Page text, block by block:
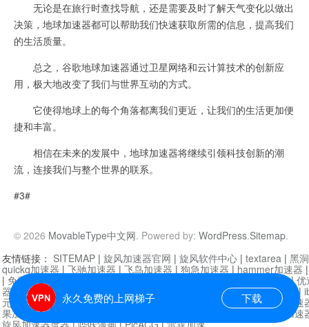
无论是在旅行时查找导航，还是需要及时了解天气变化以做出
决策，地球加速器都可以帮助我们快速获取所需的信息，提高我们
的生活质量。
总之，谷歌地球加速器通过卫星网络和云计算技术的创新应
用，极大地改变了我们与世界互动的方式。
它使得地球上的每个角落都离我们更近，让我们的生活更加便
捷和丰富。
相信在未来的发展中，地球加速器将继续引领科技创新的潮
流，连接我们与整个世界的联系。
#3#
© 2026 MovableType中文网. Powered by: WordPress.Sitemap.
永久免费的上网梯子 下载
友情链接： SITEMAP | 旋风加速器官网 | 旋风软件中心 | textarea | 黑
quickq加速器 | 飞驰加速器 | 飞鸟加速器 | 狗急加速器 | hammer加速器
| 免费vqn加速外网 迷雾通|优
器| 快柠檬加速器 |黑洞加速 |falemon 快橙加速器|anycast加速器 |
元机场加速器 |一元机场|老王加速器 | 白石山|
小牛加速
果加速器|黑洞加速
芒果加速